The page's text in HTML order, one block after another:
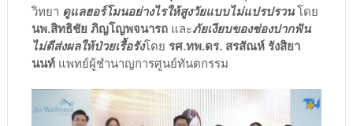
วิทยา ดูแลฮอร์โมนอย่างไรให้สูงวัยแบบไม่แปรปรวนโดย
นพ.สิทธิชัย ภิญโญพจนารถและภัยเงียบของช่องปากฟัน
ไม่ดีส่งผลให้ป่วยเรื้อรังโดย รศ.ทพ.ดร. สรสัณห์ รังสิยา
นนท์แพทย์ผู้ชำนาญการศูนย์ทันตกรรม